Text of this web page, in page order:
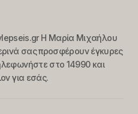
Η Μαρία Μιχαήλου
σας προσφέρουν έγκυρες
στο 14990 και
για εσάς.